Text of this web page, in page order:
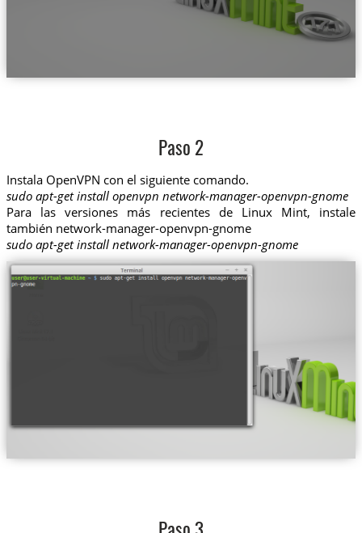
Paso 2
Instala OpenVPN con el siguiente comando.
sudo apt-get install openvpn network-manager-openvpn-gnome
Para las versiones más recientes de Linux Mint, instale
también network-manager-openvpn-gnome
sudo apt-get install network-manager-openvpn-gnome